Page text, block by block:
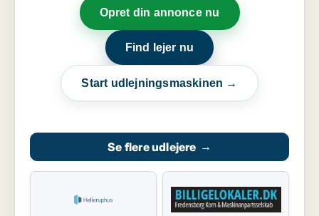
Opret din annonce nu
Find lejer nu
Start udlejningsmaskinen →
Se flere udlejere →